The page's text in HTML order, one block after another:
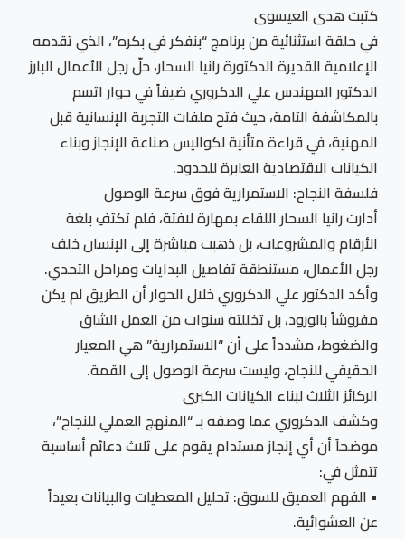
كتبت هدى العيسوى
في حلقة استثنائية من برنامج “بنفكر في بكره”، الذي تقدمه
الإعلامية القديرة الدكتورة رانيا السحار، حلّ رجل الأعمال البارز
الدكتور المهندس علي الدكروري ضيفاً في حوار اتسم
بالمكاشفة التامة، حيث فتح ملفات التجربة الإنسانية قبل
المهنية، في قراءة متأنية لكواليس صناعة الإنجاز وبناء
الكيانات الاقتصادية العابرة للحدود.
فلسفة النجاح: الاستمرارية فوق سرعة الوصول
أدارت رانيا السحار اللقاء بمهارة لافتة، فلم تكتفِ بلغة
الأرقام والمشروعات، بل ذهبت مباشرة إلى الإنسان خلف
رجل الأعمال، مستنطقة تفاصيل البدايات ومراحل التحدي.
وأكد الدكتور علي الدكروري خلال الحوار أن الطريق لم يكن
مفروشاً بالورود، بل تخللته سنوات من العمل الشاق
والضغوط، مشدداً على أن “الاستمرارية” هي المعيار
الحقيقي للنجاح، وليست سرعة الوصول إلى القمة.
الركائز الثلاث لبناء الكيانات الكبرى
وكشف الدكروري عما وصفه بـ “المنهج العملي للنجاح”،
موضحاً أن أي إنجاز مستدام يقوم على ثلاث دعائم أساسية
تتمثل في:
• الفهم العميق للسوق: تحليل المعطيات والبيانات بعيداً
عن العشوائية.